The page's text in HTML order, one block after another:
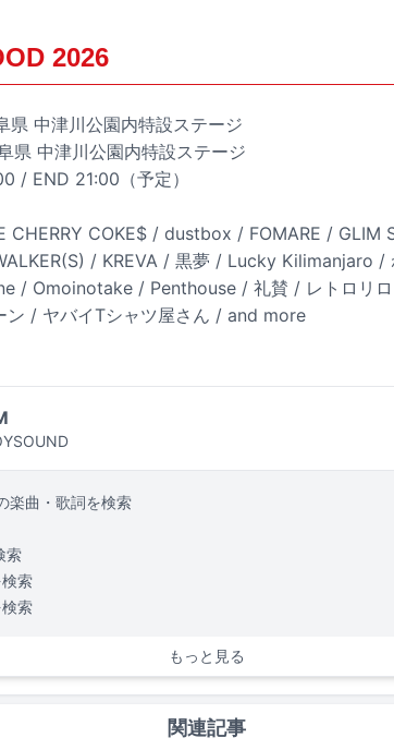
2026
県 中津川公園内特設ステージ
県 中津川公園内特設ステージ
/ END 21:00（予定）
CHERRY COKE$ / dustbox / FOMARE / GLIM
/ KREVA / 黒夢 / Lucky Kilimanjaro /
/ Omoinotake / Penthouse / 礼賛 / レトロリ
ン / ヤバイTシャツ屋さん / and more
楽曲・歌詞を検索
索
索
索
もっと見る
関連記事